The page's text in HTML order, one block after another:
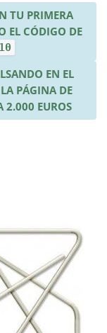
TU PRIMERA
EL CÓDIGO DE
EN EL
PÁGINA DE
2.000 EUROS